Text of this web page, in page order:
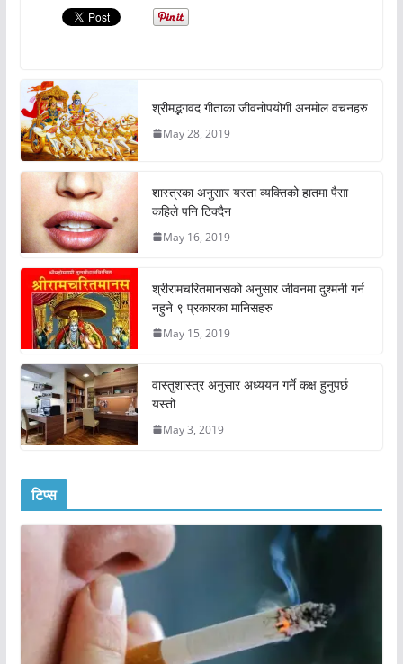
श्रीमद्भगवद गीताका जीवनोपयोगी अनमोल वचनहरु
May 28, 2019
शास्त्रका अनुसार यस्ता व्यक्तिको हातमा पैसा
कहिले पनि टिक्दैन
May 16, 2019
श्रीरामचरितमानसको अनुसार जीवनमा दुश्मनी गर्न
नहुने ९ प्रकारका मानिसहरु
May 15, 2019
वास्तुशास्त्र अनुसार अध्ययन गर्ने कक्ष हुनुपर्छ
यस्तो
May 3, 2019
टिप्स